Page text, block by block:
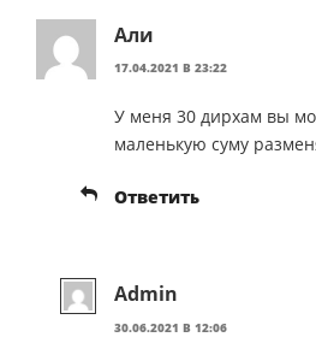
Али
17.04.2021 В 23:22
У меня 30 дирхам вы
маленькую суму
Ответить
Admin
30.06.2021 В 12:06